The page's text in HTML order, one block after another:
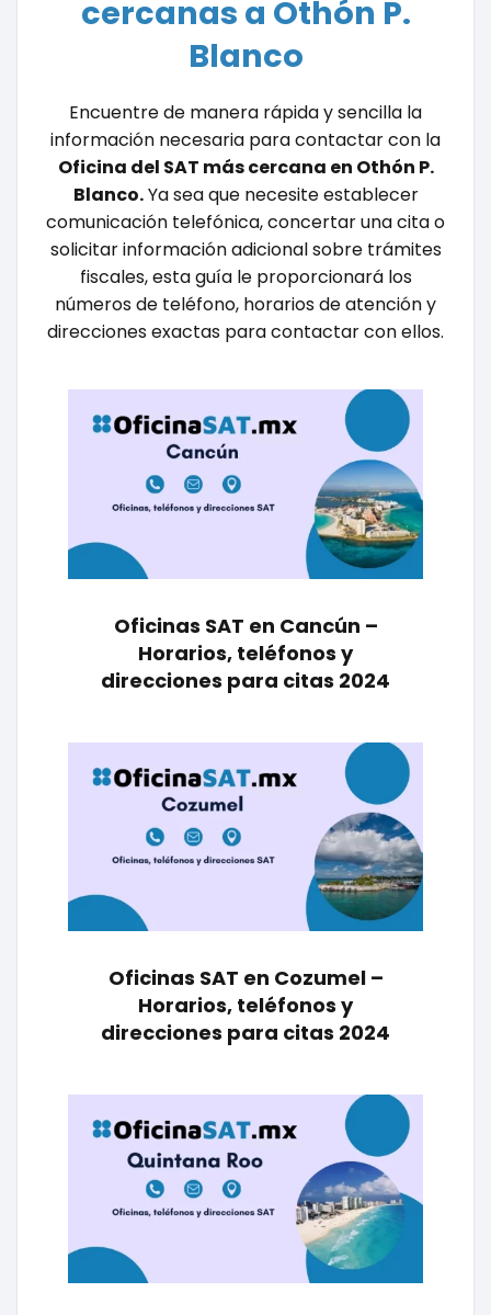
cercanas a Othón P.
Blanco
Encuentre de manera rápida y sencilla la
información necesaria para contactar con la
Oficina del SAT más cercana en Othón P.
Blanco.Ya sea que necesite establecer
comunicación telefónica, concertar una cita o
solicitar información adicional sobre trámites
fiscales, esta guía le proporcionará los
números de teléfono, horarios de atención y
direcciones exactas para contactar con ellos.
Oficinas SAT en Cancún –
Horarios, teléfonos y
direcciones para citas 2024
Oficinas SAT en Cozumel –
Horarios, teléfonos y
direcciones para citas 2024